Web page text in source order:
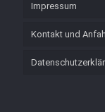
Impressum
Kontakt und